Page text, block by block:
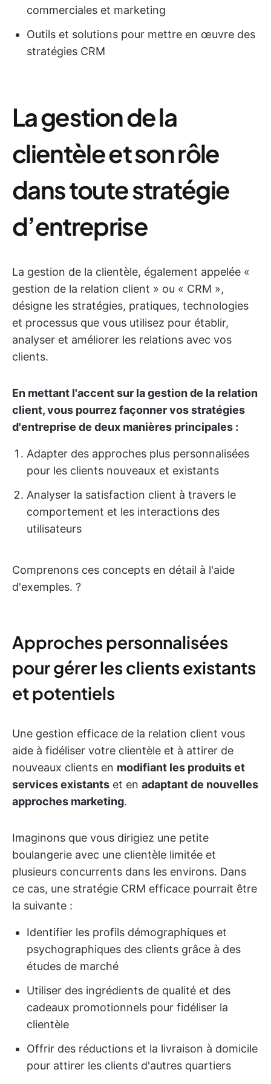
commerciales et marketing
Outils et solutions pour mettre en œuvre des
stratégies CRM
La gestion de la
clientèle et son rôle
dans toute stratégie
d’entreprise
La gestion de la clientèle, également appelée «
gestion de la relation client » ou « CRM »,
désigne les stratégies, pratiques, technologies
et processus que vous utilisez pour établir,
analyser et améliorer les relations avec vos
clients.
En mettant l'accent sur la gestion de la relation
client, vous pourrez façonner vos stratégies
d'entreprise de deux manières principales :
Adapter des approches plus personnalisées
pour les clients nouveaux et existants
Analyser la satisfaction client à travers le
comportement et les interactions des
utilisateurs
Comprenons ces concepts en détail à l'aide
d'exemples. ?
Approches personnalisées
pour gérer les clients existants
et potentiels
Une gestion efficace de la relation client vous
aide à fidéliser votre clientèle et à attirer de
nouveaux clients en modifiant les produits et
services existants et en adaptant de nouvelles
approches marketing.
Imaginons que vous dirigiez une petite
boulangerie avec une clientèle limitée et
plusieurs concurrents dans les environs. Dans
ce cas, une stratégie CRM efficace pourrait être
la suivante :
Identifier les profils démographiques et
psychographiques des clients grâce à des
études de marché
Utiliser des ingrédients de qualité et des
cadeaux promotionnels pour fidéliser la
clientèle
Offrir des réductions et la livraison à domicile
pour attirer les clients d'autres quartiers